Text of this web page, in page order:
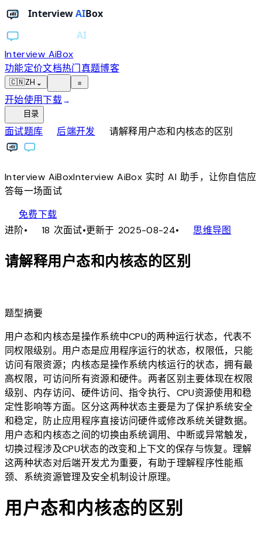
Interview AiBox
功能定价文档热门真题博客
🇨🇳ZH ⌄ ≡
开始使用下载→
目录
面试题库chevron_right后端开发chevron_right 请解释用户态和内核态的区别
Interview AiBoxInterviewAiBox实时 AI 助手，让你自信应
答每一场面试
免费下载
进阶• 18 次面试•更新于 2025-08-24• account_tree思维导图
请解释用户态和内核态的区别
题型摘要
用户态和内核态是操作系统中CPU的两种运行状态，代表不
同权限级别。用户态是应用程序运行的状态，权限低，只能
访问有限资源；内核态是操作系统内核运行的状态，拥有最
高权限，可访问所有资源和硬件。两者区别主要体现在权限
级别、内存访问、硬件访问、指令执行、CPU资源使用和稳
定性影响等方面。区分这两种状态主要是为了保护系统安全
和稳定，防止应用程序直接访问硬件或修改系统关键数据。
用户态和内核态之间的切换由系统调用、中断或异常触发，
切换过程涉及CPU状态的改变和上下文的保存与恢复。理解
这两种状态对后端开发尤为重要，有助于理解程序性能瓶
颈、系统资源管理及安全机制设计原理。
用户态和内核态的区别